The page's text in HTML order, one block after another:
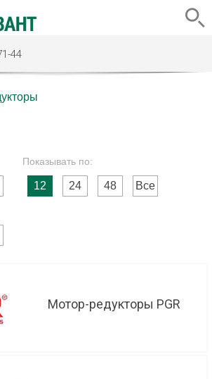
44
Показывать по:
12 24 48 Все
Мотор-редукторы PGR